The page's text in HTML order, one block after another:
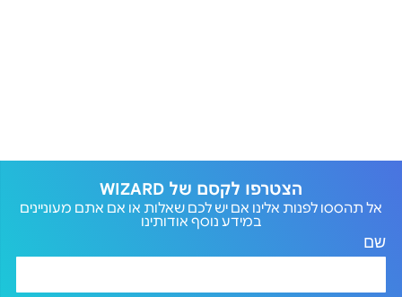
הצטרפו לקסם של WIZARD
אל תהססו לפנות אלינו אם יש לכם שאלות או אם אתם מעוניינים
במידע נוסף אודותינו
שם